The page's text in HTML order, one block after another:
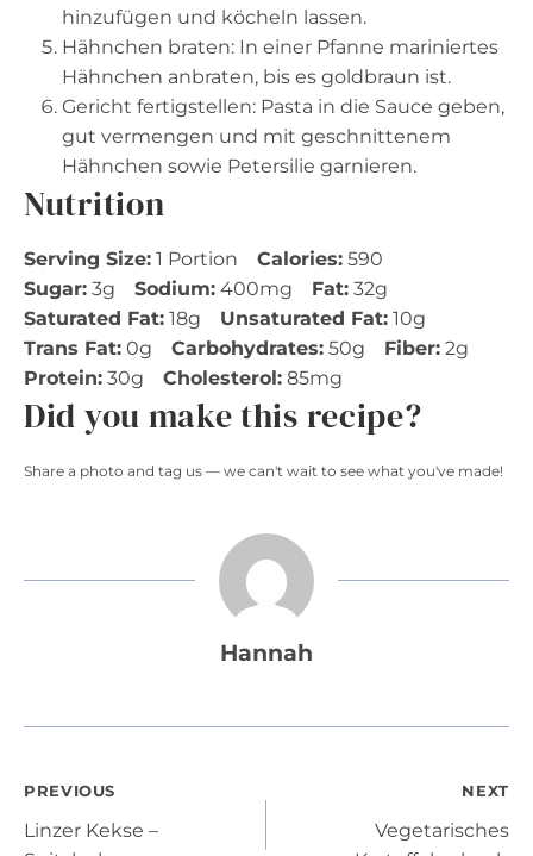
hinzufügen und köcheln lassen.
Hähnchen braten: In einer Pfanne mariniertes
Hähnchen anbraten, bis es goldbraun ist.
Gericht fertigstellen: Pasta in die Sauce geben,
gut vermengen und mit geschnittenem
Hähnchen sowie Petersilie garnieren.
Nutrition
Serving Size: 1 Portion Calories: 590
Sugar: 3g Sodium: 400mg Fat: 32g
Saturated Fat: 18g Unsaturated Fat: 10g
Trans Fat: 0g Carbohydrates: 50g Fiber: 2g
Protein: 30g Cholesterol: 85mg
Did you make this recipe?
Share a photo and tag us — we can't wait to see what you've made!
Hannah
Post
PREVIOUS
Linzer Kekse –
NEXT
Vegetarisches